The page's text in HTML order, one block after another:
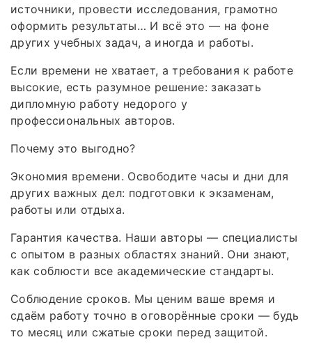
источники, провести исследования, грамотно
оформить результаты… И всё это — на фоне
других учебных задач, а иногда и работы.
Если времени не хватает, а требования к работе
высокие, есть разумное решение: заказать
дипломную работу недорого у
профессиональных авторов.
Почему это выгодно?
Экономия времени. Освободите часы и дни для
других важных дел: подготовки к экзаменам,
работы или отдыха.
Гарантия качества. Наши авторы — специалисты
с опытом в разных областях знаний. Они знают,
как соблюсти все академические стандарты.
Соблюдение сроков. Мы ценим ваше время и
сдаём работу точно в оговорённые сроки — будь
то месяц или сжатые сроки перед защитой.